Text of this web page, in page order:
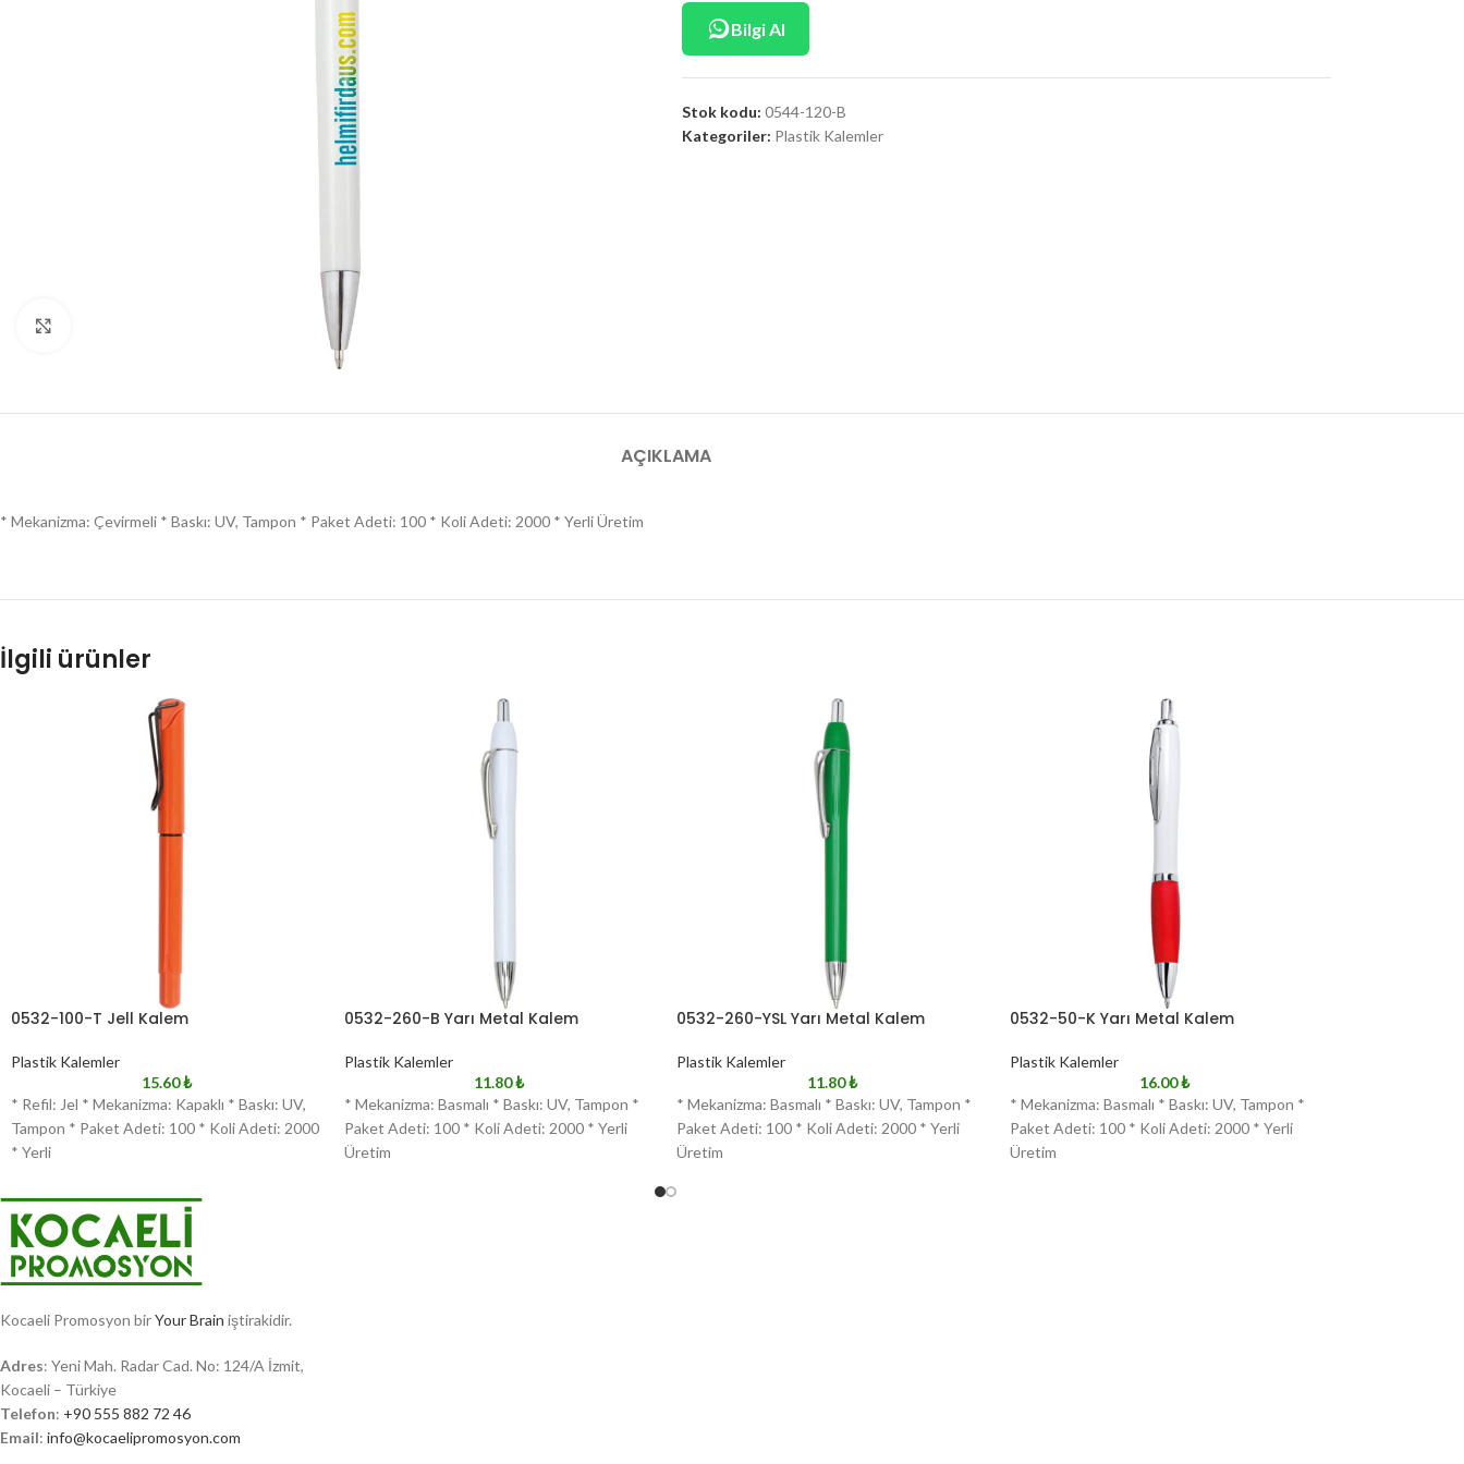
Bilgi Al
Stok kodu: 0544-120-B
Kategoriler: Plastik Kalemler
AÇIKLAMA
* Mekanizma: Çevirmeli * Baskı: UV, Tampon * Paket Adeti: 100 * Koli Adeti: 2000 * Yerli Üretim
İlgili ürünler
0532-100-T Jell Kalem
Plastik Kalemler
15.60₺
* Refil: Jel * Mekanizma: Kapaklı * Baskı: UV,
Tampon * Paket Adeti: 100 * Koli Adeti: 2000
* Yerli
0532-260-B Yarı Metal Kalem
Plastik Kalemler
11.80₺
* Mekanizma: Basmalı * Baskı: UV, Tampon *
Paket Adeti: 100 * Koli Adeti: 2000 * Yerli
Üretim
0532-260-YSL Yarı Metal Kalem
Plastik Kalemler
11.80₺
* Mekanizma: Basmalı * Baskı: UV, Tampon *
Paket Adeti: 100 * Koli Adeti: 2000 * Yerli
Üretim
0532-50-K Yarı Metal Kalem
Plastik Kalemler
16.00₺
* Mekanizma: Basmalı * Baskı: UV, Tampon *
Paket Adeti: 100 * Koli Adeti: 2000 * Yerli
Üretim
Kocaeli Promosyon birYour Brain iştirakidir.
Adres: Yeni Mah. Radar Cad. No: 124/A İzmit,
Kocaeli – Türkiye
Telefon: +90 555 882 72 46
Email: info@kocaelipromosyon.com